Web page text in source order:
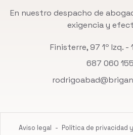
En nuestro despacho de
exigencia y
Finisterre, 97 1º Izq. -
687 060 155
Aviso legal - Política de privacidad